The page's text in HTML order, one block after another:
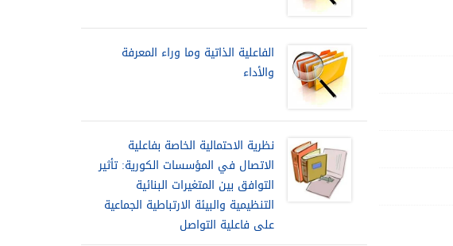
الفاعلية الذاتية وما وراء المعرفة
والأداء
نظرية الاحتمالية الخاصة بفاعلية
الاتصال في المؤسسات الكورية: تأثير
التوافق بين المتغيرات البنائية
التنظيمية والبيئة الارتباطية الجماعية
على فاعلية التواصل